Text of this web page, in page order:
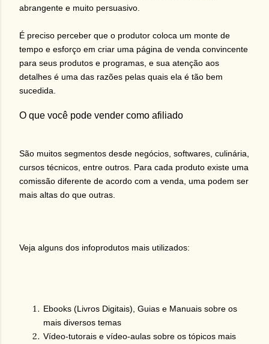
abrangente e muito persuasivo.
É preciso perceber que o produtor coloca um monte de
tempo e esforço em criar uma página de venda convincente
para seus produtos e programas, e sua atenção aos
detalhes é uma das razões pelas quais ela é tão bem
sucedida.
O que você pode vender como afiliado
São muitos segmentos desde negócios, softwares, culinária,
cursos técnicos, entre outros. Para cada produto existe uma
comissão diferente de acordo com a venda, uma podem ser
mais altas do que outras.
Veja alguns dos infoprodutos mais utilizados:
Ebooks (Livros Digitais), Guias e Manuais sobre os
mais diversos temas
Vídeo-tutorais e vídeo-aulas sobre os tópicos mais